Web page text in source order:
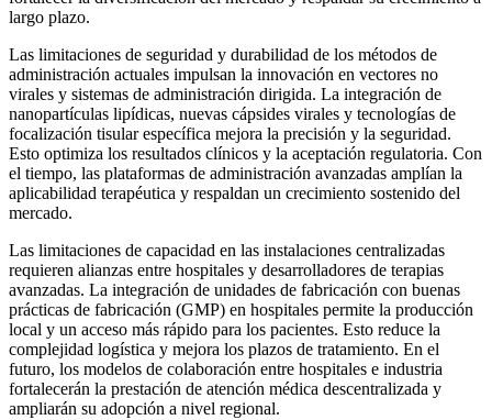
largo plazo.
Las limitaciones de seguridad y durabilidad de los métodos de
administración actuales impulsan la innovación en vectores no
virales y sistemas de administración dirigida. La integración de
nanopartículas lipídicas, nuevas cápsides virales y tecnologías de
focalización tisular específica mejora la precisión y la seguridad.
Esto optimiza los resultados clínicos y la aceptación regulatoria. Con
el tiempo, las plataformas de administración avanzadas amplían la
aplicabilidad terapéutica y respaldan un crecimiento sostenido del
mercado.
Las limitaciones de capacidad en las instalaciones centralizadas
requieren alianzas entre hospitales y desarrolladores de terapias
avanzadas. La integración de unidades de fabricación con buenas
prácticas de fabricación (GMP) en hospitales permite la producción
local y un acceso más rápido para los pacientes. Esto reduce la
complejidad logística y mejora los plazos de tratamiento. En el
futuro, los modelos de colaboración entre hospitales e industria
fortalecerán la prestación de atención médica descentralizada y
ampliarán su adopción a nivel regional.